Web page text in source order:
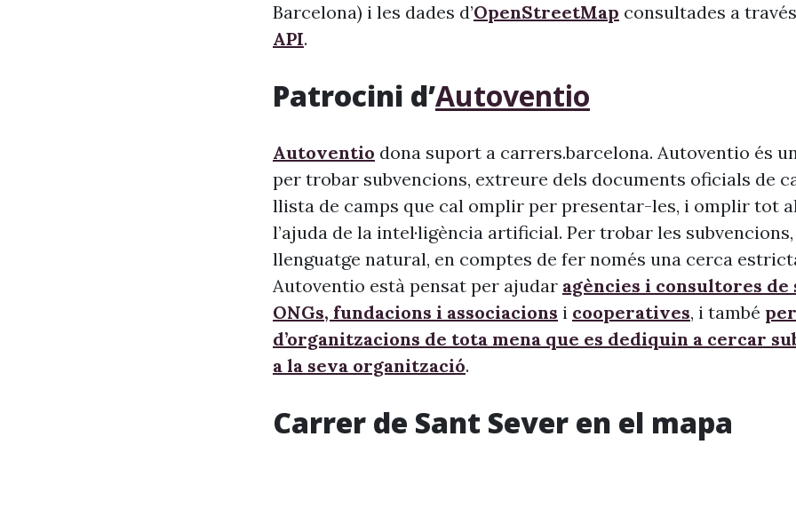
Barcelona) i les dades d’OpenStreetMap consultades a través
API.
Patrocini d’Autoventio
Autoventio dona suport a carrers.barcelona. Autoventio és
per trobar subvencions, extreure dels documents oficials de
llista de camps que cal omplir per presentar-les, i omplir tot
l’ajuda de la intel·ligència artificial. Per trobar les
llenguatge natural, en comptes de fer només una cerca
Autoventio està pensat per ajudar agències i consultores de
ONGs, fundacions i associacions i cooperatives, i també
d’organitzacions de tota mena que es dediquin a cercar
a la seva organització.
Carrer de Sant Sever en el mapa